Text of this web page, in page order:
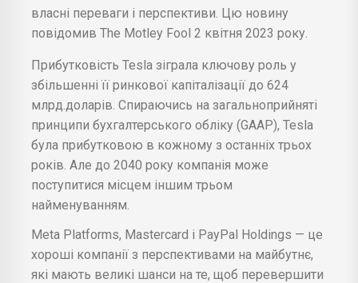
власні переваги і перспективи. Цю новину
повідомив The Motley Fool 2 квітня 2023 року.
Прибутковість Tesla зіграла ключову роль у
збільшенні її ринкової капіталізації до 624
млрд.доларів. Спираючись на загальноприйняті
принципи бухгалтерського обліку (GAAP), Tesla
була прибутковою в кожному з останніх трьох
років. Але до 2040 року компанія може
поступитися місцем іншим трьом
найменуванням.
Meta Platforms, Mastercard і PayPal Holdings — це
хороші компанії з перспективами на майбутнє,
які мають великі шанси на те, щоб перевершити